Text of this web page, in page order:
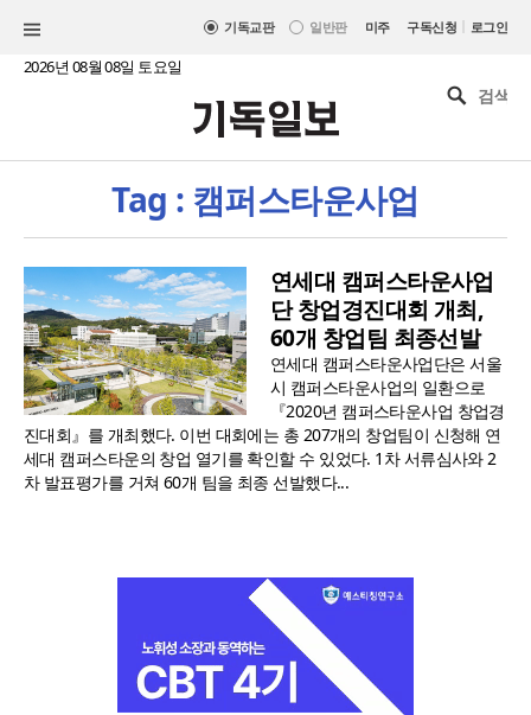
기독교판 일반판 미주 구독신청 | 로그인
2026년 08월 08일 토요일
Tag : 캠퍼스타운사업
연세대 캠퍼스타운사업
단 창업경진대회 개최,
60개 창업팀 최종선발
연세대 캠퍼스타운사업단은 서울
시 캠퍼스타운사업의 일환으로
『2020년 캠퍼스타운사업 창업경
진대회』를 개최했다. 이번 대회에는 총 207개의 창업팀이 신청해 연
세대 캠퍼스타운의 창업 열기를 확인할 수 있었다. 1차 서류심사와 2
차 발표평가를 거쳐 60개 팀을 최종 선발했다...